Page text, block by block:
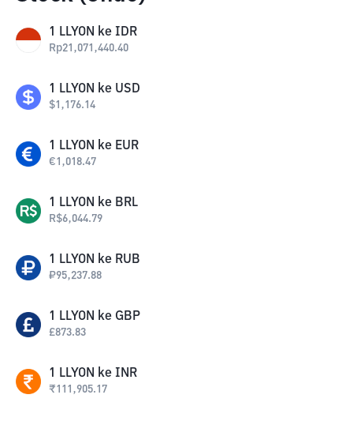
1 LLYON ke IDR
Rp21,071,440.40
1 LLYON ke USD
$1,176.14
1 LLYON ke EUR
€1,018.47
1 LLYON ke BRL
R$6,044.79
1 LLYON ke RUB
₽95,237.88
1 LLYON ke GBP
£873.83
1 LLYON ke INR
₹111,905.17